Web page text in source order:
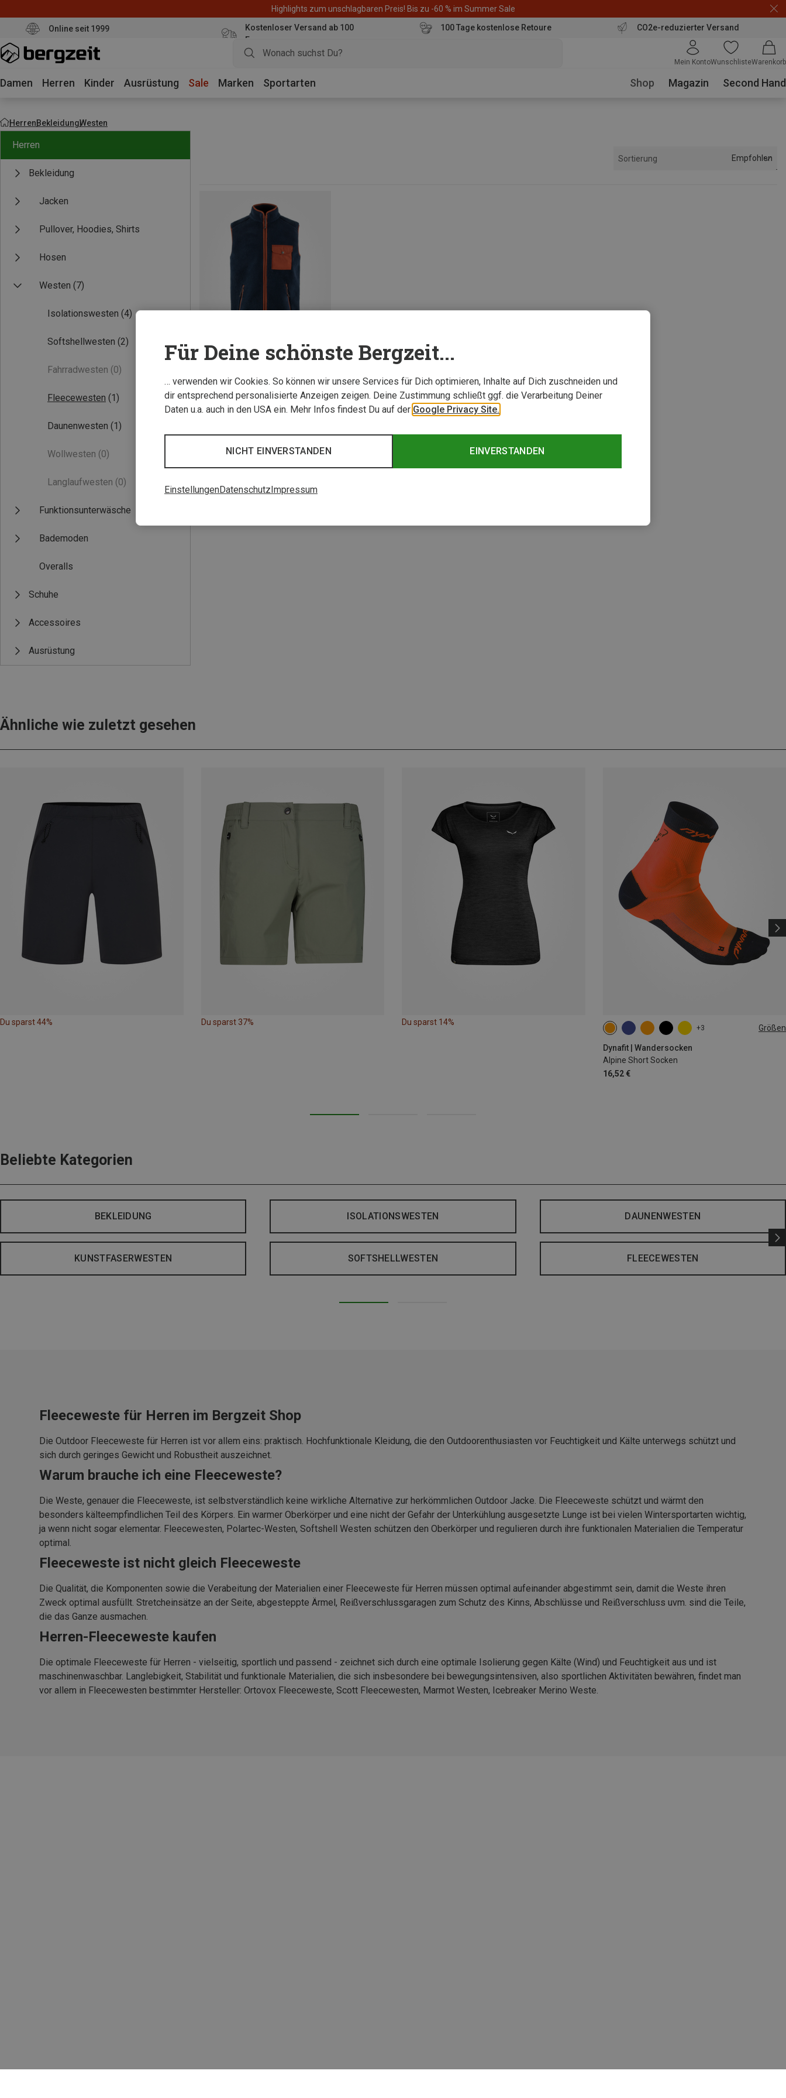
Highlights zum unschlagbaren Preis! Bis zu -60 % im Summer Sale
Online seit 1999
Kostenloser Versand ab 100
Euro
100 Tage kostenlose Retoure CO2e-reduzierter Versand
Mein KontoWunschlisteWarenkorb
Damen Herren Kinder Ausrüstung Sale Marken Sportarten Shop Magazin Second Hand
HerrenBekleidungWesten
Herren
Bekleidung
Jacken
Pullover, Hoodies, Shirts
Hosen
Westen (7)
Isolationswesten (4)
Softshellwesten (2)
Fahrradwesten (0)
Fleecewesten (1)
Daunenwesten (1)
Wollwesten (0)
Langlaufwesten (0)
Funktionsunterwäsche
Bademoden
Overalls
Schuhe
Accessoires
Ausrüstung
Sortierung Empfohlen
1 von 1 Artikel angesehen
Ähnliche wie zuletzt gesehen
Du sparst 44% Du sparst 37% Du sparst 14%
+3 Größen
Dynafit | Wandersocken
Alpine Short Socken
16,52 €
35|36|37|38 39|40|41|42
Beliebte Kategorien
BEKLEIDUNG ISOLATIONSWESTEN DAUNENWESTEN
KUNSTFASERWESTEN SOFTSHELLWESTEN FLEECEWESTEN
Fleeceweste für Herren im Bergzeit Shop
Die Outdoor Fleeceweste für Herren ist vor allem eins: praktisch. Hochfunktionale Kleidung, die den Outdoorenthusiasten vor Feuchtigkeit und Kälte unterwegs schützt und
sich durch geringes Gewicht und Robustheit auszeichnet.
Warum brauche ich eine Fleeceweste?
Die Weste, genauer die Fleeceweste, ist selbstverständlich keine wirkliche Alternative zur herkömmlichen Outdoor Jacke. Die Fleeceweste schützt und wärmt den
besonders kälteempfindlichen Teil des Körpers. Ein warmer Oberkörper und eine nicht der Gefahr der Unterkühlung ausgesetzte Lunge ist bei vielen Wintersportarten wichtig,
ja wenn nicht sogar elementar. Fleecewesten, Polartec-Westen, Softshell Westen schützen den Oberkörper und regulieren durch ihre funktionalen Materialien die Temperatur
optimal.
Fleeceweste ist nicht gleich Fleeceweste
Die Qualität, die Komponenten sowie die Verabeitung der Materialien einer Fleeceweste für Herren müssen optimal aufeinander abgestimmt sein, damit die Weste ihren
Zweck optimal ausfüllt. Stretcheinsätze an der Seite, abgesteppte Ärmel, Reißverschlussgaragen zum Schutz des Kinns, Abschlüsse und Reißverschluss uvm. sind die Teile,
die das Ganze ausmachen.
Herren-Fleeceweste kaufen
Die optimale Fleeceweste für Herren - vielseitig, sportlich und passend - zeichnet sich durch eine optimale Isolierung gegen Kälte (Wind) und Feuchtigkeit aus und ist
maschinenwaschbar. Langlebigkeit, Stabilität und funktionale Materialien, die sich insbesondere bei bewegungsintensiven, also sportlichen Aktivitäten bewähren, findet man
vor allem in Fleecewesten bestimmter Hersteller: Ortovox Fleeceweste, Scott Fleecewesten, Marmot Westen, Icebreaker Merino Weste.
Für Deine schönste Bergzeit...
… verwenden wir Cookies. So können wir unsere Services für Dich optimieren, Inhalte auf Dich zuschneiden und
dir entsprechend personalisierte Anzeigen zeigen. Deine Zustimmung schließt ggf. die Verarbeitung Deiner
Daten u.a. auch in den USA ein. Mehr Infos findest Du auf der Google Privacy Site.
EINVERSTANDEN
NICHT EINVERSTANDEN
EinstellungenDatenschutz Impressum